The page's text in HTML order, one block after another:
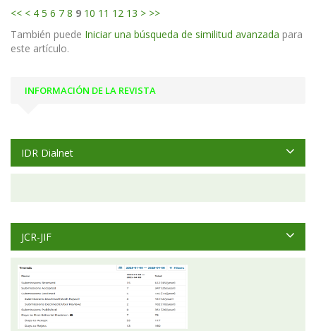
<< < 4 5 6 7 8 9 10 11 12 13 > >>
También puede Iniciar una búsqueda de similitud avanzada para
este artículo.
INFORMACIÓN DE LA REVISTA
IDR Dialnet
JCR-JIF